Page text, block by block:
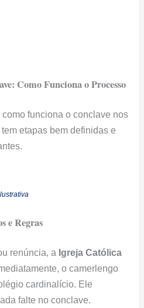
Como Funciona o Processo
funciona o conclave nos
etapas bem definidas e
e Regras
renúncia, a Igreja Católica
o camerlengo
cardinalício. Ele
falte no conclave.